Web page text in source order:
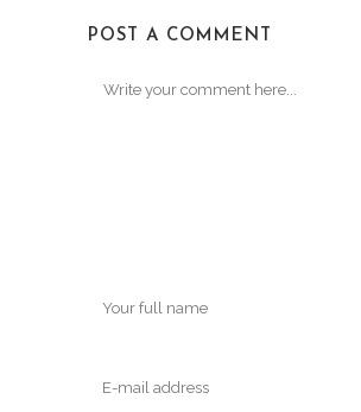
POST A COMMENT